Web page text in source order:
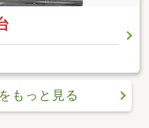
もっと見る